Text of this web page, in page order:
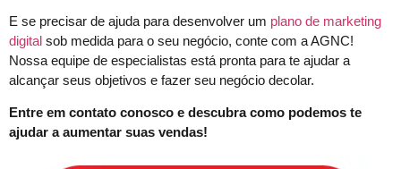
E se precisar de ajuda para desenvolver um plano de marketing
digital sob medida para o seu negócio, conte com a AGNC!
Nossa equipe de especialistas está pronta para te ajudar a
alcançar seus objetivos e fazer seu negócio decolar.
Entre em contato conosco e descubra como podemos te
ajudar a aumentar suas vendas!